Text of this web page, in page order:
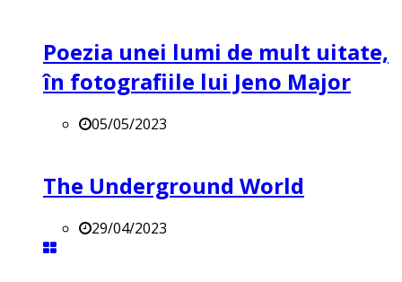
Poezia unei lumi de mult uitate,
în fotografiile lui Jeno Major
05/05/2023
The Underground World
29/04/2023